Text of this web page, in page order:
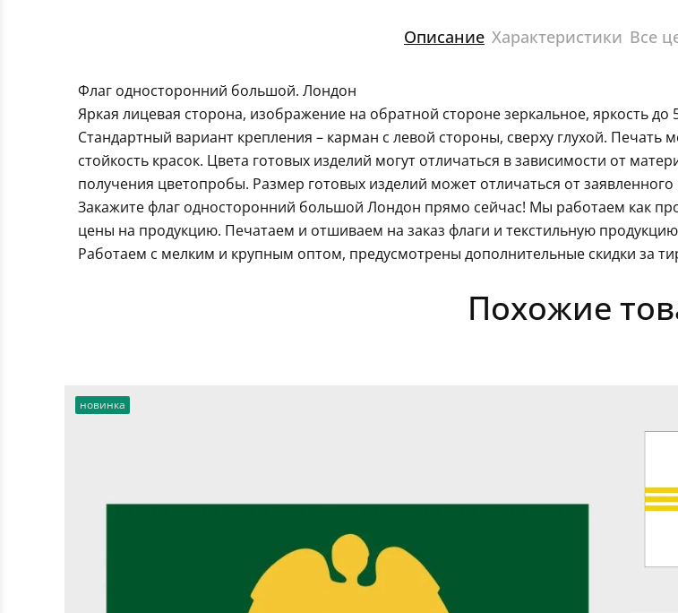
Описание Характеристики Все
Флаг односторонний большой. Лондон
Яркая лицевая сторона, изображение на обратной стороне зеркальное, яркость до
Стандартный вариант крепления – карман с левой стороны, сверху глухой.
стойкость красок. Цвета готовых изделий могут отличаться в зависимости от
получения цветопробы. Размер готовых изделий может отличаться от
Закажите флаг односторонний большой Лондон прямо сейчас! Мы работаем как
цены на продукцию. Печатаем и отшиваем на заказ флаги и текстильную
Работаем с мелким и крупным оптом, предусмотрены дополнительные скидки за
Похожие
новинка